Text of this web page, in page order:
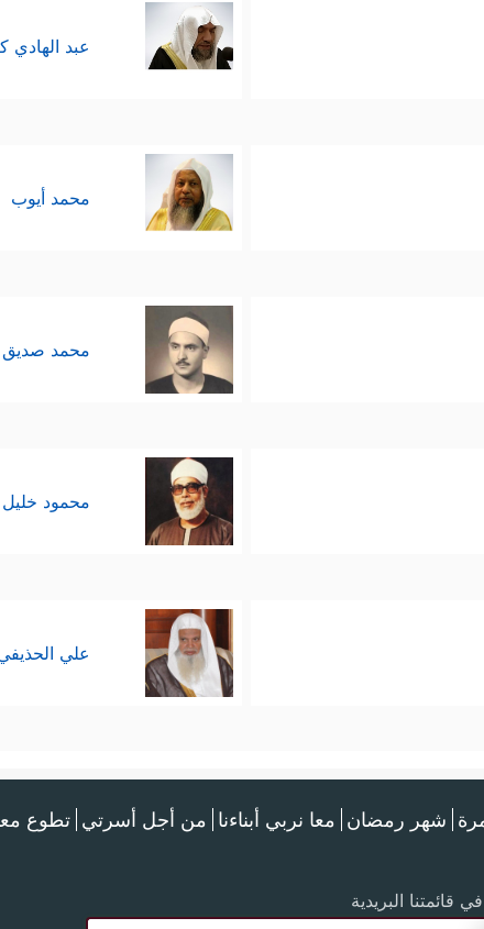
عبد الهادي
محمد أيوب
محمد صديق
محمود
علي
شهر رمضان معا نربي أبناءنا من أجل أسرتي تطوع
قائمتنا البريدية